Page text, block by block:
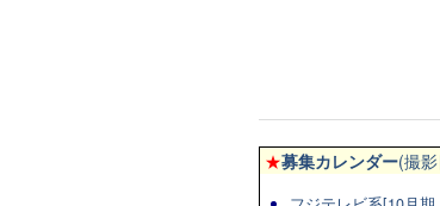
★募集カレンダー(撮